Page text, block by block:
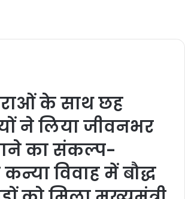
के साथ छह
ने लिया जीवनभर
का संकल्प-
विवाह में बौद्ध